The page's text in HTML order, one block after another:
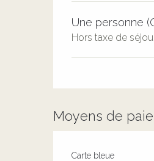
Une personne
Hors taxe de
Moyens de
Carte bleue